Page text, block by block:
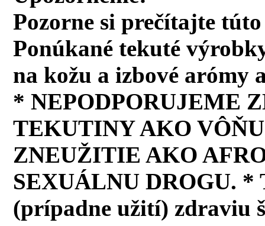
Pozorne si prečítajte
Ponúkané tekuté
na kožu a izbové arómy
* NEPODPORUJEME
TEKUTINY AKO
ZNEUŽITIE AKO
SEXUÁLNU DROGU. *
(prípadne užití) zdraviu